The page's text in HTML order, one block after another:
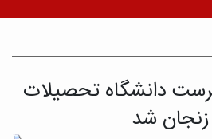
دانشگاه تحصیلات
زنجان شد